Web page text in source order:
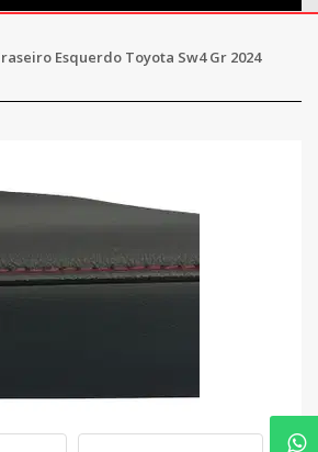
Esquerdo Toyota Sw4 Gr 2024